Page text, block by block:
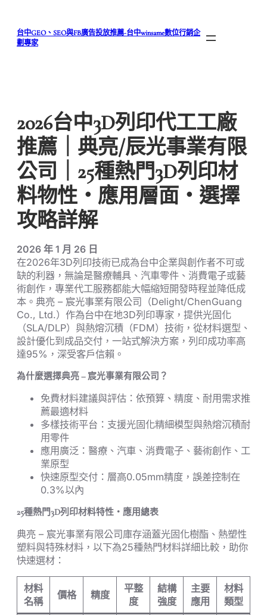
台中GEO、SEO與FB廣告投放推薦-台中winsame數位行銷企
劃專家
2026台中3D列印代工工廠
推薦｜典亮/辰光事業有限
公司｜25種熱門3D列印材
料物性・應用層面・選擇
攻略詳解
2026 年 1 月 26 日
在2026年3D列印技術已成為台中企業與創作者不可或
缺的利器，無論是醫療輔具、汽車零件、消費電子或藝
術創作，專業代工服務都能大幅縮短開發時程並降低成
本。典亮 – 宸光事業有限公司（Delight/ChenGuang
Co., Ltd.）作為台中在地3D列印專家，提供光固化
（SLA/DLP）與熱熔沉積（FDM）技術，從材料選型、
設計優化到成品交付，一站式解決方案，列印成功率高
達95%，深受客戶信賴。
為什麼選擇典亮 – 宸光事業有限公司？
免費材料建議與評估：依預算、精度、耐用需求推
薦最適材料
多樣技術平台：支援光固化精細模型與熱熔沉積耐
用零件
應用廣泛：醫療、汽車、消費電子、藝術創作、工
業原型
快速原型交付：層高0.05mm精度，誤差控制在
0.3%以內
25種熱門3D列印材料特性・應用總表
典亮 – 宸光事業有限公司庫存涵蓋光固化樹酯、熱塑性
塑料與特殊材料，以下為25種熱門材料詳細比較，助你
快速選材：
材料
名稱
價格 精度
平整
度
結構
強度
主要
應用
材料
類型